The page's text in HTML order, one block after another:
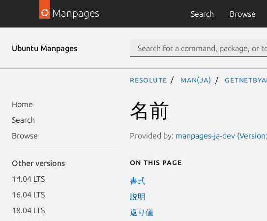
Manpages Search Browse
Ubuntu Manpages
Home
Search
Browse
Other versions
14.04 LTS
16.04 LTS
18.04 LTS
resolute man(ja)
名前
Provided by: manpages-ja-dev
On this page
書式
説明
返り値